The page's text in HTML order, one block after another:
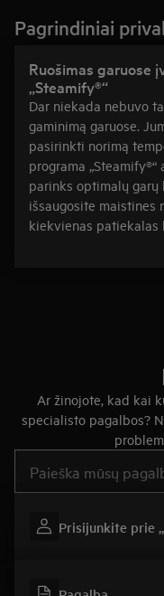
Pagrindiniai
Ruošimas garuose
„Steamify®“
Dar niekada nebuvo
gaminimą garuose.
pasirinkti norimą
programa
parinks optimalų
išsaugosite maistines
kiekvienas patiekalas
Ar žinojote, kad kai
specialisto pagalbos?
Prisijunkite prie